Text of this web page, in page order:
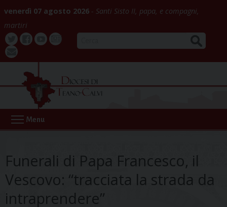
content
venerdì 07 agosto 2026
Santi Sisto II, papa, e compagni,
martiri
Twitter
Buona
webmail
Menu
Funerali di Papa Francesco, il
Vescovo: “tracciata la strada da
intraprendere”